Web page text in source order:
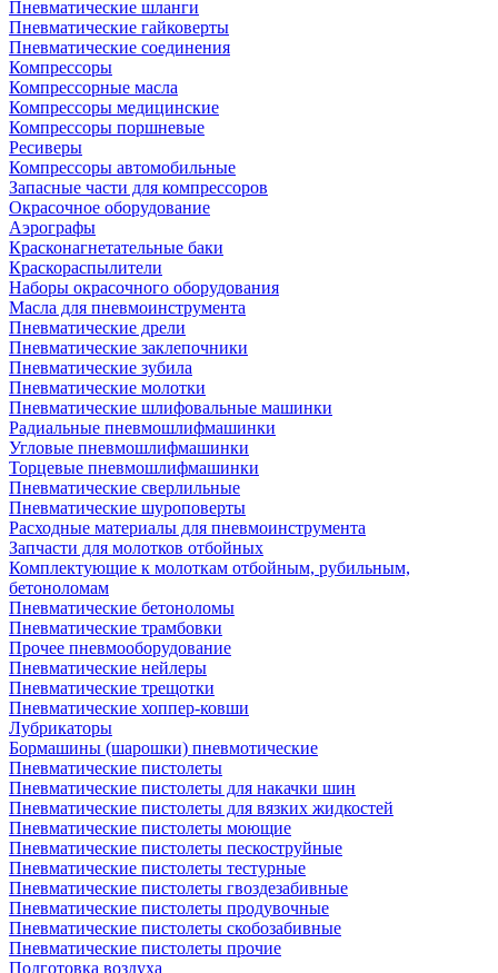
Пневматические шланги
Пневматические гайковерты
Пневматические соединения
Компрессоры
Компрессорные масла
Компрессоры медицинские
Компрессоры поршневые
Ресиверы
Компрессоры автомобильные
Запасные части для компрессоров
Окрасочное оборудование
Аэрографы
Красконагнетательные баки
Краскораспылители
Наборы окрасочного оборудования
Масла для пневмоинструмента
Пневматические дрели
Пневматические заклепочники
Пневматические зубила
Пневматические молотки
Пневматические шлифовальные машинки
Радиальные пневмошлифмашинки
Угловые пневмошлифмашинки
Торцевые пневмошлифмашинки
Пневматические сверлильные
Пневматические шуроповерты
Расходные материалы для пневмоинструмента
Запчасти для молотков отбойных
Комплектующие к молоткам отбойным, рубильным,
бетоноломам
Пневматические бетоноломы
Пневматические трамбовки
Прочее пневмооборудование
Пневматические нейлеры
Пневматические трещотки
Пневматические хоппер-ковши
Лубрикаторы
Бормашины (шарошки) пневмотические
Пневматические пистолеты
Пневматические пистолеты для накачки шин
Пневматические пистолеты для вязких жидкостей
Пневматические пистолеты моющие
Пневматические пистолеты пескоструйные
Пневматические пистолеты тестурные
Пневматические пистолеты гвоздезабивные
Пневматические пистолеты продувочные
Пневматические пистолеты скобозабивные
Пневматические пистолеты прочие
Подготовка воздуха